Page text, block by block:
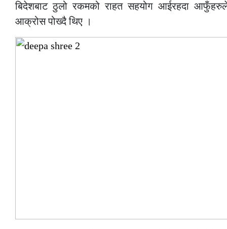
बिदेशबाट ठुलो रकमको राहत सहयोग आईरहदा
आक्रोस पोख्दै थिए ।